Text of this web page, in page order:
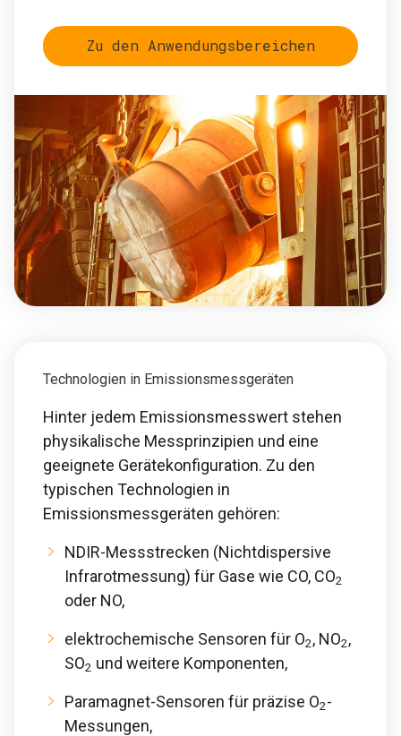
Zu den Anwendungsbereichen
Technologien in Emissionsmessgeräten
Hinter jedem Emissionsmesswert stehen
physikalische Messprinzipien und eine
geeignete Gerätekonfiguration. Zu den
typischen Technologien in
Emissionsmessgeräten gehören:
NDIR-Messstrecken (Nichtdispersive
Infrarotmessung) für Gase wie CO, CO2
oder NO,
elektrochemische Sensoren für O2, NO2,
SO2 und weitere Komponenten,
Paramagnet-Sensoren für präzise O2-
Messungen,